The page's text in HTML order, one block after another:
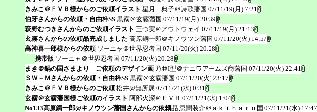
きみこ＠ＦＶＢ様からのご依頼イラスト 星月 典子＠詩歌藩国 07/11/19(月) 7:21
伯牙さんからの依頼・自由枠SS 黒霧＠玄霧藩国 07/11/19(月) 20:39
萩野むつきさんからのご依頼イラスト 三つ実＠アウトウェイ 07/11/19(月) 21:13
玄霧さんからの依頼品完成しました 高原鋼一郎＠キノウツン藩国 07/11/20(火) 14:57
高神喜一郎様からの依頼 ソーニャ＠世界忍者国 07/11/20(火) 20:28
携帯版 ソーニャ＠世界忍者国 07/11/20(火) 20:28
まき＠鍋の国さまより ご依頼のデザイン画 乃亜I型＠ナニワアームズ商藩国 07/11/20(火) 22:41
ＳＷ－Ｍさんからの依頼・自由枠SS 黒霧＠玄霧藩国 07/11/20(火) 23:17
きみこ＠ＦＶＢ様からのご依頼 松井@無所属 07/11/21(水) 0:31
玄霧＠玄霧藩国様ご依頼のイラスト 阿部火深＠ＦＶＢ 07/11/21(水) 1:04
No133高原鋼一郎@キノウツン藩国さんからの依頼品 忌闇装介＠ａｋｉｈａｒｕ国 07/11/21(水) 17:47